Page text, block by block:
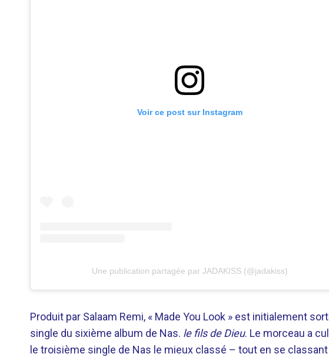
Voir ce post sur Instagram
Une publication partagée par JADAKISS (@jadakiss)
Produit par Salaam Remi, « Made You Look » est initialement
single du sixième album de Nas. le fils de Dieu. Le morceau a
le troisième single de Nas le mieux classé – tout en se